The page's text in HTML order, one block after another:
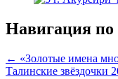
Навигация по
← «Золотые имена
Талинские звёздочки